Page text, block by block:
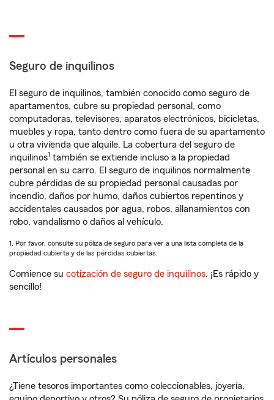
Seguro de inquilinos
El seguro de inquilinos, también conocido como seguro de
apartamentos, cubre su propiedad personal, como
computadoras, televisores, aparatos electrónicos, bicicletas,
muebles y ropa, tanto dentro como fuera de su apartamento
u otra vivienda que alquile. La cobertura del seguro de
inquilinos1 también se extiende incluso a la propiedad
personal en su carro. El seguro de inquilinos normalmente
cubre pérdidas de su propiedad personal causadas por
incendio, daños por humo, daños cubiertos repentinos y
accidentales causados por agua, robos, allanamientos con
robo, vandalismo o daños al vehículo.
1. Por favor, consulte su póliza de seguro para ver a una lista completa de la
propiedad cubierta y de las pérdidas cubiertas.
Comience su cotización de seguro de inquilinos. ¡Es rápido y
sencillo!
Artículos personales
¿Tiene tesoros importantes como coleccionables, joyería,